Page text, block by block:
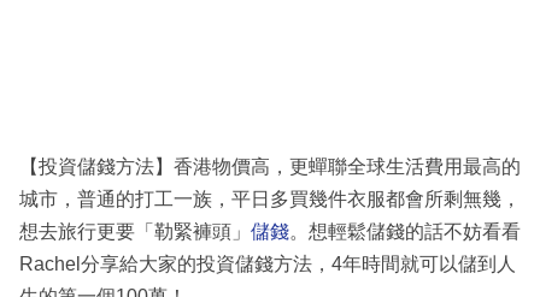
區
【投資儲錢方法】香港物價高，更蟬聯全球生活費用最高的
城市，普通的打工一族，平日多買幾件衣服都會所剩無幾，
想去旅行更要「勒緊褲頭」 儲錢。想輕鬆儲錢的話不妨看看
Rachel分享給大家的投資儲錢方法，4年時間就可以儲到人